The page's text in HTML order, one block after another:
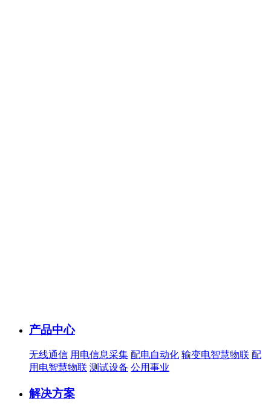
产品中心
无线通信 用电信息采集 配电自动化 输变电智慧物联 配
用电智慧物联 测试设备 公用事业
解决方案